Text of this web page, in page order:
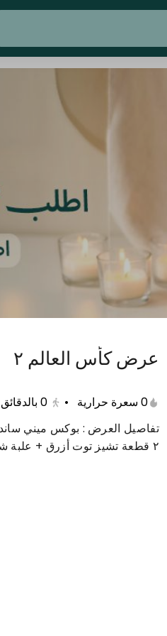
منتجات صحية مفرزنات
عرض كأس العالم ٢
0 سعرة حرارية •
0 بالدقائق
٢ قطعة تشيز توت أزرق + علبة شوكولا كورن فليكس وسط